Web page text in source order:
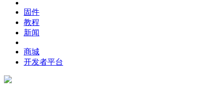
固件
教程
新闻
商城
开发者平台